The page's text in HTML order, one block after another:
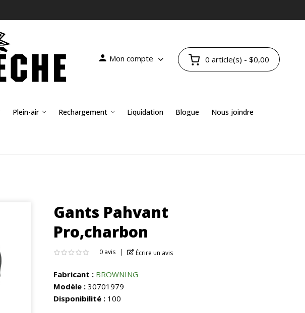
Mon compte 0 article(s) - $0,00
Plein-air Rechargement Liquidation Blogue Nous joindre
Gants Pahvant
Pro,charbon
0 avis Écrire un avis
Fabricant : BROWNING
Modèle : 30701979
Disponibilité : 100